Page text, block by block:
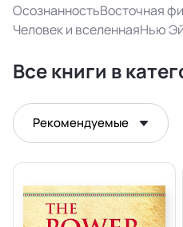
ОсознанностьВосточная
Человек и вселеннаяНью
Все книги в
Рекомендуемые